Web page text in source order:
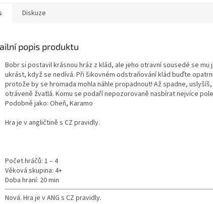
Diskuze
popis produktu
Bobr si postavil krásnou hráz z klád, ale jeho otravní sousedé se mu
ukrást, když se nedívá. Při šikovném odstraňování klád buďte
protože by se hromada mohla náhle propadnout! Až spadne,
otráveně žvatlá. Komu se podaří nepozorovaně nasbírat nejvíce
Podobně jako: Oheň, Karamo
Hra je v angličtině s CZ pravidly.
Počet hráčů: 1 – 4
Věková skupina: 4+
Doba hraní: 20 min
Nová. Hra je v ANG s CZ pravidly.